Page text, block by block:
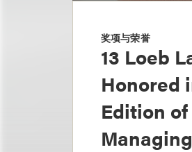
奖项与荣誉
13 Loeb
Honored
Edition